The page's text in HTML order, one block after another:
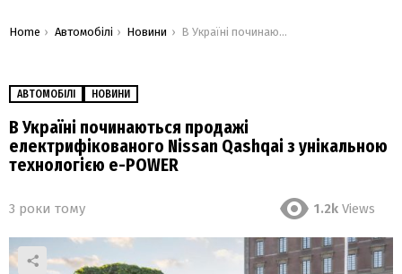
You are here:
Home Автомобілі Новини В Україні починаються продажі електрифікованого Nissan Qashqai з унікальною технологією e-POWER
АВТОМОБІЛІ НОВИНИ
В Україні починаються продажі
електрифікованого Nissan Qashqai з унікальною
технологією e-POWER
3 роки тому 1.2k Views